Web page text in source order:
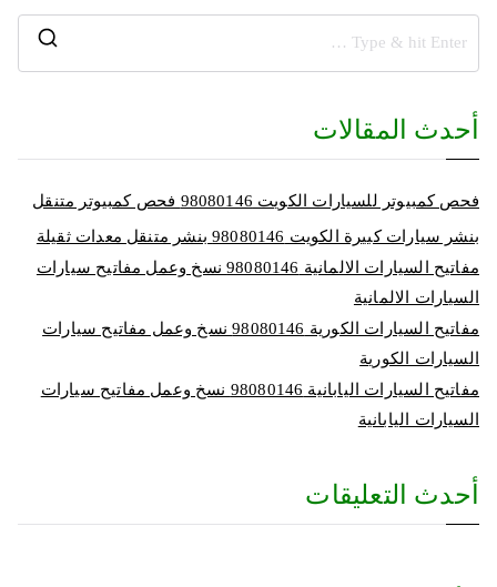
أحدث المقالات
فحص كمبيوتر للسيارات الكويت 98080146‬ فحص كمبيوتر متنقل
بنشر سيارات كبيرة الكويت 98080146‬ بنشر متنقل معدات ثقيلة
مفاتيح السيارات الالمانية 98080146‬ نسخ وعمل مفاتيح سيارات
السيارات الالمانية
مفاتيح السيارات الكورية 98080146‬ نسخ وعمل مفاتيح سيارات
السيارات الكورية
مفاتيح السيارات اليابانية 98080146‬ نسخ وعمل مفاتيح سيارات
السيارات اليابانية
أحدث التعليقات